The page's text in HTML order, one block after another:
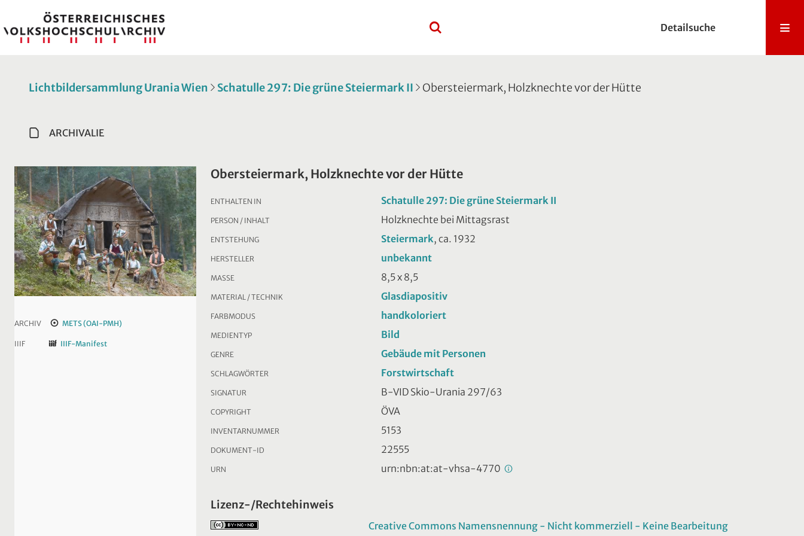
Detailsuche
Lichtbildersammlung Urania Wien Schatulle 297: Die grüne Steiermark II Obersteiermark, Holzknechte vor der Hütte
ARCHIVALIE
ARCHIV METS (OAI-PMH)
IIIF IIIF-Manifest
Obersteiermark, Holzknechte vor der Hütte
ENTHALTEN IN Schatulle 297: Die grüne Steiermark II
PERSON / INHALT Holzknechte bei Mittagsrast
ENTSTEHUNG Steiermark, ca. 1932
HERSTELLER unbekannt
MASSE 8,5 x 8,5
MATERIAL / TECHNIK Glasdiapositiv
FARBMODUS handkoloriert
MEDIENTYP Bild
GENRE Gebäude mit Personen
SCHLAGWÖRTER Forstwirtschaft
SIGNATUR B-VID Skio-Urania 297/63
COPYRIGHT ÖVA
INVENTARNUMMER 5153
DOKUMENT-ID 22555
URN urn:nbn:at:at-vhsa-4770
Lizenz-/Rechtehinweis
Creative Commons Namensnennung - Nicht kommerziell - Keine Bearbeitung